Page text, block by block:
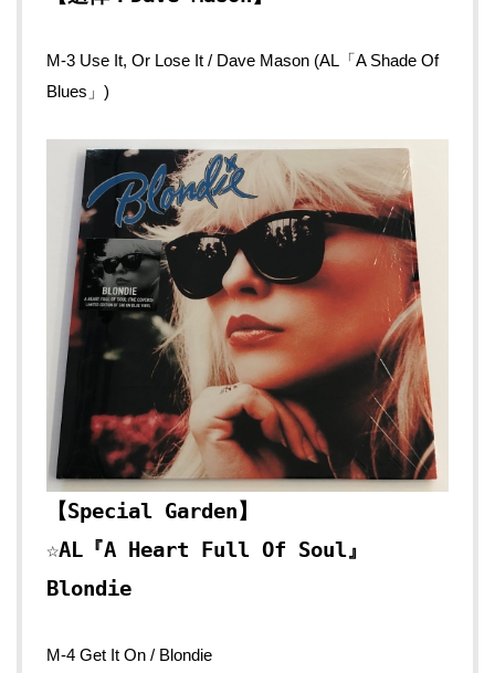
M-3 Use It, Or Lose It / Dave Mason (AL「A Shade Of
Blues」)
【Special Garden】
☆AL『A Heart Full Of Soul』
Blondie
M-4 Get It On / Blondie